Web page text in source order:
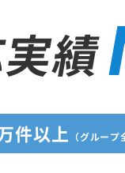
績
件以上 （グループ